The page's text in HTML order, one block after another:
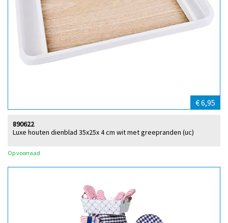
€ 6,95
Luxe houten dienblad 35x25x 4 cm wit met greepranden (uc)
890622
Op voorraad